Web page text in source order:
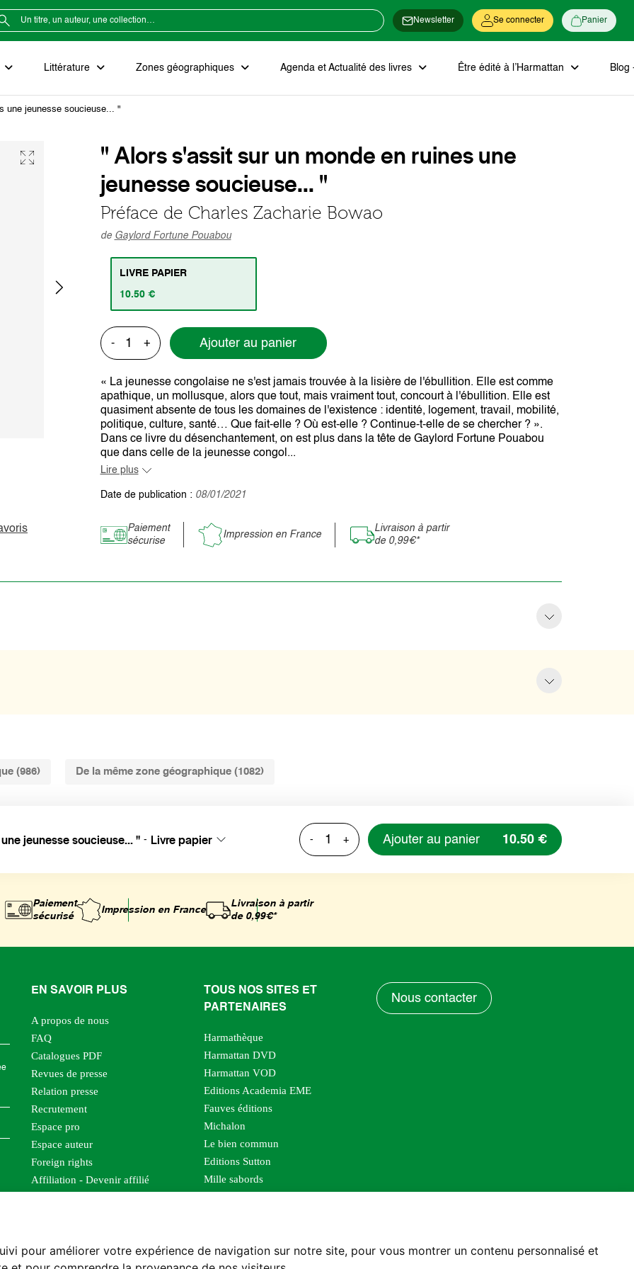
pour améliorer votre expérience de navigation sur notre site, pour vous montrer un contenu personnalisé et
Newsletter Se connecter Panier
Littérature Zones géographiques Agenda et Actualité des livres Être édité à l’Harmattan Blog
une jeunesse soucieuse... "
" Alors s'assit sur un monde en ruines une
jeunesse soucieuse... "
Préface de Charles Zacharie Bowao
de Gaylord Fortune Pouabou
LIVRE PAPIER
10.50 €
- + Ajouter au panier
« La jeunesse congolaise ne s'est jamais trouvée à la lisière de l'ébullition. Elle est comme
apathique, un mollusque, alors que tout, mais vraiment tout, concourt à l'ébullition. Elle est
quasiment absente de tous les domaines de l'existence : identité, logement, travail, mobilité,
politique, culture, santé… Que fait-elle ? Où est-elle ? Continue-t-elle de se chercher ? ».
Dans ce livre du désenchantement, on est plus dans la tête de Gaylord Fortune Pouabou
que dans celle de la jeunesse congol...
Lire plus
Date de publication : 08/01/2021
Paiement
sécurise
Impression en France
Livraison à partir
de 0,99€*
(986) De la même zone géographique (1082)
jeunesse soucieuse... " - Livre papier - + Ajouter au panier 10.50 €
Paiement
sécurisé
Impression en France
Livraison à partir
de 0,99€*
EN SAVOIR PLUS
A propos de nous
FAQ
Catalogues PDF
Revues de presse
Relation presse
Recrutement
Espace pro
Espace auteur
Foreign rights
Affiliation - Devenir affilié
TOUS NOS SITES ET
PARTENAIRES
Harmathèque
Harmattan DVD
Harmattan VOD
Editions Academia EME
Fauves éditions
Michalon
Le bien commun
Editions Sutton
Mille sabords
Nos structures
Nous contacter